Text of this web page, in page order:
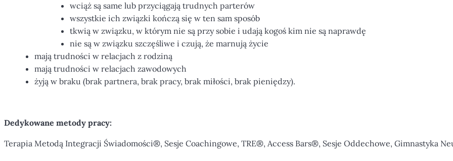
wciąż są same lub przyciągają trudnych parterów
wszystkie ich związki kończą się w ten sam sposób
tkwią w związku, w którym nie są przy sobie i udają kogoś kim nie są naprawdę
nie są w związku szczęśliwe i czują, że marnują życie
mają trudności w relacjach z rodziną
mają trudności w relacjach zawodowych
żyją w braku (brak partnera, brak pracy, brak miłości, brak pieniędzy).
Dedykowane metody pracy:
Terapia Metodą Integracji Świadomości®, Sesje Coachingowe, TRE®, Access Bars®, Sesje Oddechowe, Gimnastyka